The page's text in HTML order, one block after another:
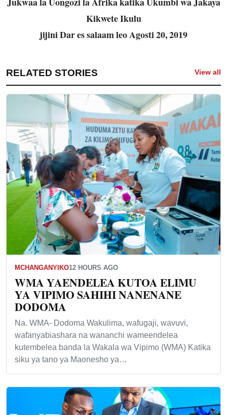
Kikwete Ikulu
jijini Dar es salaam leo Agosti 20, 2019
RELATED STORIES View all
MCHANGANYIKO12 HOURS AGO
WMA YAENDELEA KUTOA ELIMU
YA VIPIMO SAHIHI NANENANE
DODOMA
Na. WMA- Dodoma Wakulima, wafugaji, wavuvi,
wafanyabiashara na wananchi wameendelea
kutembelea banda la Wakala wa Vipimo (WMA) Katika
siku ya tano ya Maonesho ya…